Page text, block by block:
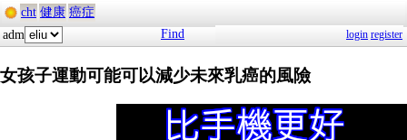
cht 健康 癌症
adm
Find login register
女孩子運動可能可以減少未來乳癌的風險